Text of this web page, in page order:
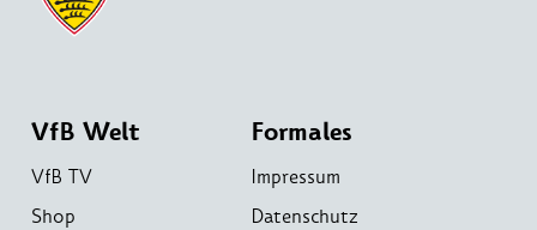
VfB Welt
VfB TV
Shop
Formales
Impressum
Datenschutz